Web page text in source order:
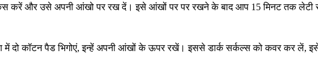
करें और उसे अपनी आंखो पर रख दें। इसे आंखों पर पर रखने के बाद आप 15 मिनट तक लेटी
में दो कॉटन पैड भिगोएं, इन्हें अपनी आंखों के ऊपर रखें। इससे डार्क सर्कल्स को कवर कर लें,